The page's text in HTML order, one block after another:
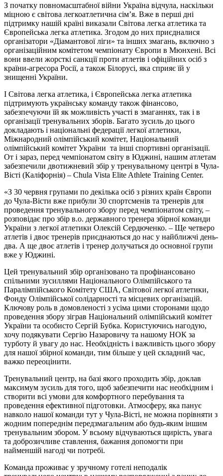
З початку повномасштабної війни Україна відчула, наскільки
міцною є світова легкоатлетична сім’я. Вже в перші дні
підтримку нашій країні виказали Світова легка атлетика та
Європейська легка атлетика. Згодом до них приєдналися
організатори «Діамантової ліги» та інших змагань, включно з
організаційним комітетом чемпіонату Європи в Мюнхені. Всі
вони ввели жорсткі санкції проти атлетів і офіційних осіб з
країни-агресора Росії, а також Білорусі, яка сприяє їй у
знищенні України.
І Світова легка атлетика, і Європейська легка атлетика
підтримують українську команду також фінансово,
забезпечуючи їй як можливість участі в змаганнях, так і в
організації тренувальних зборів. Багато зусиль до цього
докладають і національні федерації легкої атлетики,
Міжнародний олімпійський комітет, Національний
олімпійський комітет України та інші спортивні організації.
От і зараз, перед чемпіонатом світу в Юджині, нашим атлетам
забезпечили двотижневий збір у тренувальному центрі в Чула-
Вісті (Каліфорнія) – Chula Vista Elite Athlete Training Center.
«З 30 червня групами по декілька осіб з різних країн Європи
до Чула-Вісти вже прибули 30 спортсменів та тренерів для
проведення тренувального збору перед чемпіонатом світу, –
розповідає про збір в.о. державного тренера збірної команди
України з легкої атлетики Олексій Сердюченко. – Ще четверо
атлетів і двоє тренерів приєднаються до нас у найближчі день-
два. А ще двоє атлетів і тренер долучаться до основної групи
вже у Юджині.
Цей тренувальний збір організовано та профінансовано
спільними зусиллями Національного Олімпійського та
Паралімпійського Комітету США, Світової легкої атлетики,
Фонду Олімпійської солідарності та місцевих організацій.
Ключову роль в домовленості з усіма цими сторонами щодо
проведення збору зіграв Національний олімпійський комітет
України та особисто Сергій Бубка. Користуючись нагодую,
хочу подякувати Сергію Назаровичу та нашому НОК за
турботу й увагу до нас. Необхідність і важливість цього збору
для нашої збірної команди, тим більше у цей складний час,
важко переоцінити.
Тренувальний центр, на базі якого проходить збір, доклав
максимум зусиль для того, щоб забезпечити нас необхідним і
створити всі умови для комфортного перебування та
проведення ефективної підготовки. Атмосферу, яка панує
навколо нашої команди тут у Чула-Вісті, не можна порівняти з
жодним попереднім передзмагальним або будь-яким іншим
тренувальним збором. У всьому відчуваються щирість, увага
та доброзичливе ставлення, бажання допомогти при
найменшій нагоді чи потребі.
Команда проживає у зручному готелі неподалік